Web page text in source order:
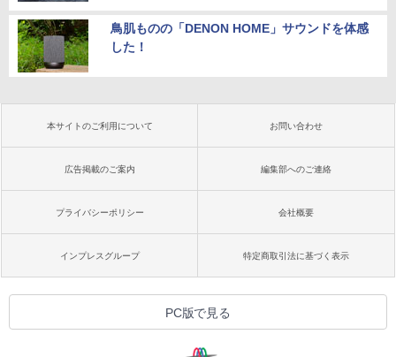
鳥肌ものの「DENON HOME」サウンドを体感
した！
本サイトのご利用について お問い合わせ
広告掲載のご案内 編集部へのご連絡
プライバシーポリシー 会社概要
インプレスグループ 特定商取引法に基づく表示
PC版で見る